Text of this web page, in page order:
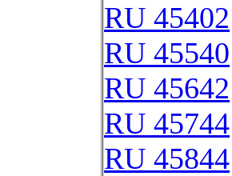
RU 45402
RU 45540
RU 45642
RU 45744
RU 45844